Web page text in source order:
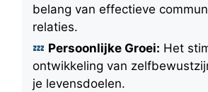
belang van effectieve
relaties.
Persoonlijke Groei: Het
ontwikkeling van
je levensdoelen.